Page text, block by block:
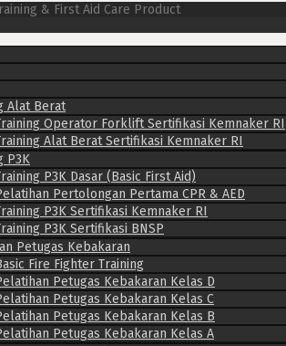
& First Aid Care Product
Alat Berat
Operator Forklift Sertifikasi Kemnaker RI
Alat Berat Sertifikasi Kemnaker RI
P3K
P3K Dasar (Basic First Aid)
Pertolongan Pertama CPR & AED
P3K Sertifikasi Kemnaker RI
P3K Sertifikasi BNSP
Petugas Kebakaran
Fire Fighter Training
Petugas Kebakaran Kelas D
Petugas Kebakaran Kelas C
Petugas Kebakaran Kelas B
Petugas Kebakaran Kelas A